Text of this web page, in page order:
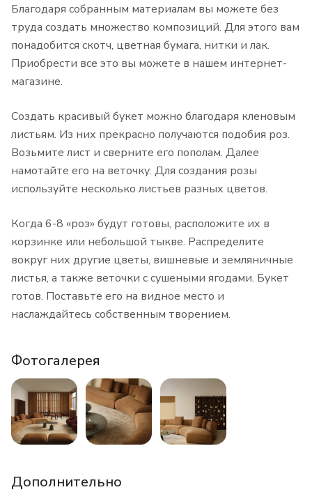
Благодаря собранным материалам вы можете без
труда создать множество композиций. Для этого вам
понадобится скотч, цветная бумага, нитки и лак.
Приобрести все это вы можете в нашем интернет-
магазине.
Создать красивый букет можно благодаря кленовым
листьям. Из них прекрасно получаются подобия роз.
Возьмите лист и сверните его пополам. Далее
намотайте его на веточку. Для создания розы
используйте несколько листьев разных цветов.
Когда 6-8 «роз» будут готовы, расположите их в
корзинке или небольшой тыкве. Распределите
вокруг них другие цветы, вишневые и земляничные
листья, а также веточки с сушеными ягодами. Букет
готов. Поставьте его на видное место и
наслаждайтесь собственным творением.
Фотогалерея
Дополнительно